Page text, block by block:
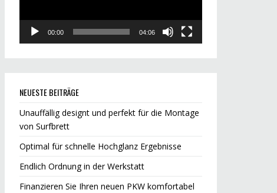
00:00 04:06
NEUESTE BEITRÄGE
Unauffällig designt und perfekt für die Montage
von Surfbrett
Optimal für schnelle Hochglanz Ergebnisse
Endlich Ordnung in der Werkstatt
Finanzieren Sie Ihren neuen PKW komfortabel